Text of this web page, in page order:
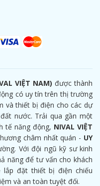
VIỆT NAM) được thành
có uy tín trên thị trường
và thiết bị điện cho các dự
nước. Trải qua gần một
tế năng động, NIVAL VIỆT
châm nhất quán - UY
Với đội ngũ kỹ sư kinh
năng để tư vấn cho khách
lắp đặt thiết bị điện chiếu
và an toàn tuyệt đối.